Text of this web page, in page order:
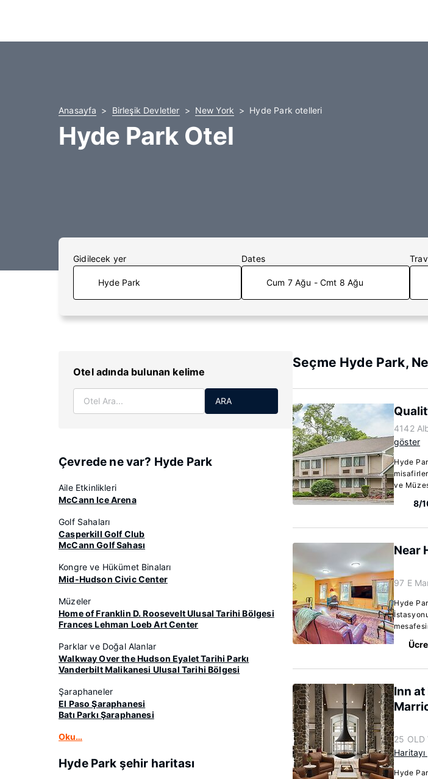
Anasayfa Birleşik Devletler New York Hyde Park otelleri
Hyde Park Otel
Gidilecek yer Dates
Cum 7 Ağu - Cmt 8 Ağu
Otel adında bulunan kelime
ARA
Çevrede ne var? Hyde Park
Aile Etkinlikleri
McCann Ice Arena
Golf Sahaları
Casperkill Golf Club
McCann Golf Sahası
Kongre ve Hükümet Binaları
Mid-Hudson Civic Center
Müzeler
Home of Franklin D. Roosevelt Ulusal Tarihi Bölgesi
Frances Lehman Loeb Art Center
Parklar ve Doğal Alanlar
Walkway Over the Hudson Eyalet Tarihi Parkı
Vanderbilt Malikanesi Ulusal Tarihi Bölgesi
Şaraphaneler
El Paso Şaraphanesi
Batı Parkı Şaraphanesi
Oku…
Hyde Park şehir haritası
Seçme Hyde Park,
4142
göster
Hyde
ve
8/
Near
97 E
Hyde
Inn at
25 OLD
Hyde